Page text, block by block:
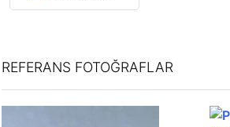
REFERANS FOTOĞRAFLAR